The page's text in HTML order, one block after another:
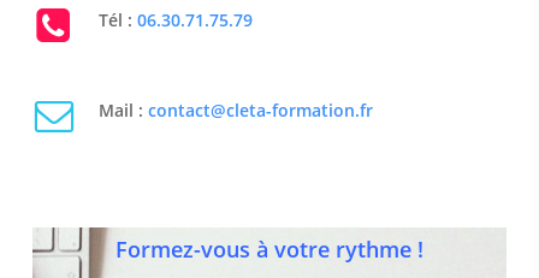
Tél :06.30.71.75.79
Mail :contact@cleta-formation.fr
Formez-vous à votre rythme !